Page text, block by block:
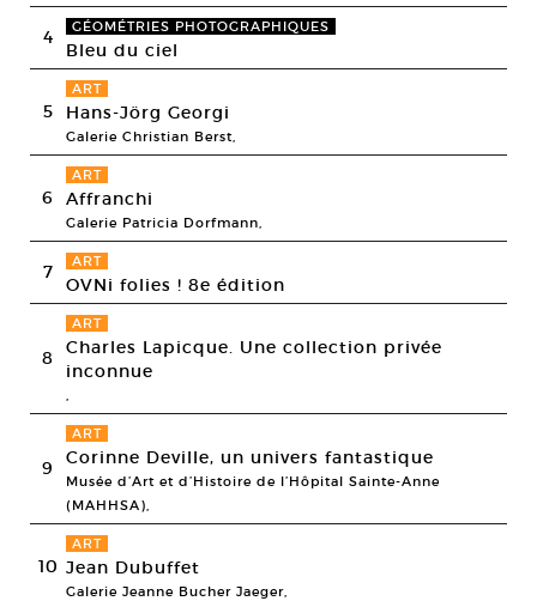
4 GÉOMÉTRIES PHOTOGRAPHIQUES
Bleu du ciel
5
ART
Hans-Jörg Georgi
Galerie Christian Berst,
6
ART
Affranchi
Galerie Patricia Dorfmann,
7 ART
OVNi folies ! 8e édition
8
ART
Charles Lapicque. Une collection privée
inconnue
,
9
ART
Corinne Deville, un univers fantastique
Musée d’Art et d’Histoire de l’Hôpital Sainte-Anne
(MAHHSA),
10
ART
Jean Dubuffet
Galerie Jeanne Bucher Jaeger,